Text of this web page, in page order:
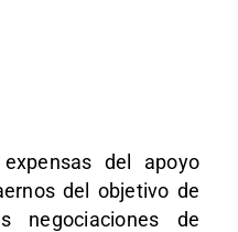
del apoyo
del objetivo de
negociaciones de